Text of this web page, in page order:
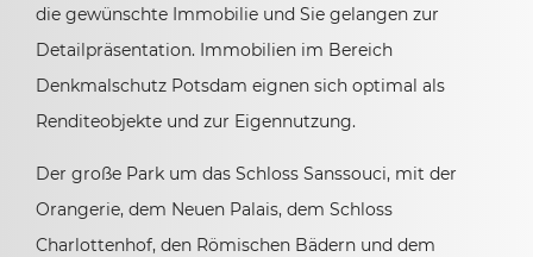
die gewünschte Immobilie und Sie gelangen zur
Detailpräsentation. Immobilien im Bereich
Denkmalschutz Potsdam eignen sich optimal als
Renditeobjekte und zur Eigennutzung.
Der große Park um das Schloss Sanssouci, mit der
Orangerie, dem Neuen Palais, dem Schloss
Charlottenhof, den Römischen Bädern und dem